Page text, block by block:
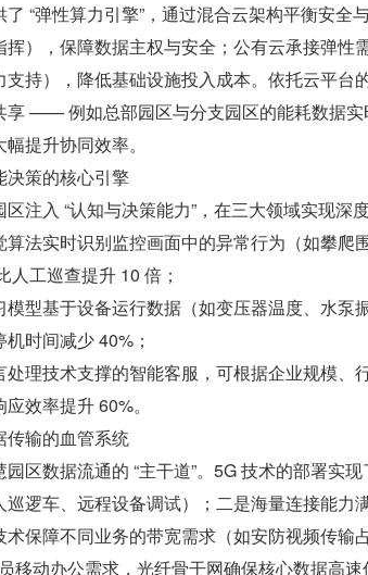
“弹性算力引擎”，通过混合云架构平衡安全
挥），保障数据主权与安全；公有云承接弹性
持），降低基础设施投入成本。依托云平台
享 —— 例如总部园区与分支园区的能耗数据
提升协同效率。
决策的核心引擎
注入 “认知与决策能力”，在三大领域实现深
算法实时识别监控画面中的异常行为（如攀爬
工巡查提升 10 倍；
模型基于设备运行数据（如变压器温度、水泵
时间减少 40%；
处理技术支撑的智能客服，可根据企业规模、
效率提升 60%。
传输的血管系统
区数据流通的 “主干道”。5G 技术的部署实
逻车、远程设备调试）；二是海量连接能力
保障不同业务的带宽需求（如安防视频传输
移动办公需求，光纤骨干网确保核心数据高速